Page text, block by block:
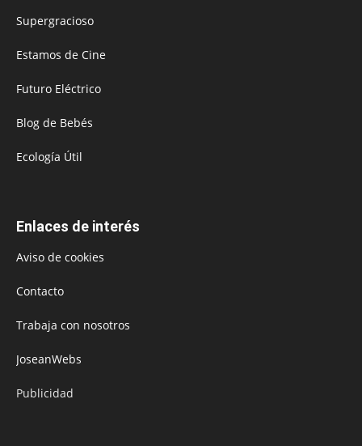
Supergracioso
Estamos de Cine
Futuro Eléctrico
Blog de Bebés
Ecología Útil
Enlaces de interés
Aviso de cookies
Contacto
Trabaja con nosotros
JoseanWebs
Publicidad